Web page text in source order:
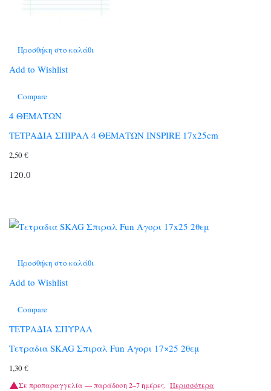
Προσθήκη στο καλάθι
Add to Wishlist
Compare
4 ΘΕΜΑΤΩΝ
ΤΕΤΡΑΔΙΑ ΣΠΙΡΑΛ 4 ΘΕΜΑΤΩΝ INSPIRE 17x25cm
2,50 €
120.0
Προσθήκη στο καλάθι
Add to Wishlist
Compare
ΤΕΤΡΑΔΙΑ ΣΠΥΡΑΛ
Τετραδια SKAG Σπιραλ Fun Αγορι 17×25 2θεμ
1,30 €
Σε προπαραγγελία — παράδοση 2–7 ημέρες. Περισσότερα